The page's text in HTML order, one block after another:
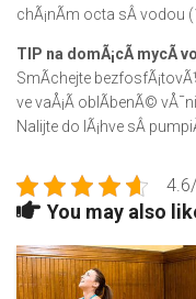
chÃ¡nÃ­m octa sÂ vodou
TIP na domÃ¡cÃ­ mycÃ­
SmÃ­chejte
ve vaÅ¡Ã­ oblÃ­benÃ©
Nalijte do lÃ¡hve sÂ
You may also